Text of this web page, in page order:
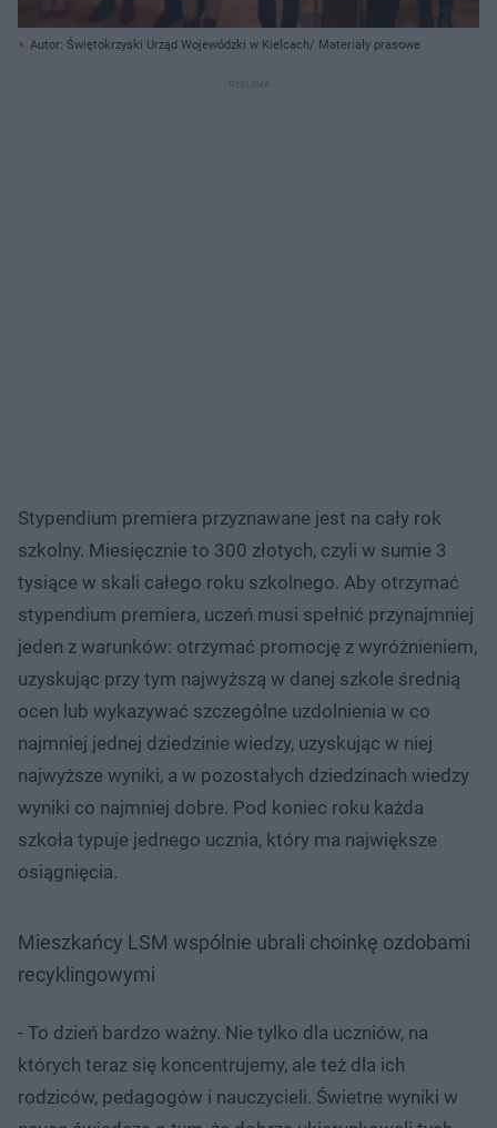
Autor: Świętokrzyski Urząd Wojewódzki w Kielcach/ Materiały prasowe
Stypendium premiera przyznawane jest na cały rok
szkolny. Miesięcznie to 300 złotych, czyli w sumie 3
tysiące w skali całego roku szkolnego. Aby otrzymać
stypendium premiera, uczeń musi spełnić przynajmniej
jeden z warunków: otrzymać promocję z wyróżnieniem,
uzyskując przy tym najwyższą w danej szkole średnią
ocen lub wykazywać szczególne uzdolnienia w co
najmniej jednej dziedzinie wiedzy, uzyskując w niej
najwyższe wyniki, a w pozostałych dziedzinach wiedzy
wyniki co najmniej dobre. Pod koniec roku każda
szkoła typuje jednego ucznia, który ma największe
osiągnięcia.
Mieszkańcy LSM wspólnie ubrali choinkę ozdobami
recyklingowymi
- To dzień bardzo ważny. Nie tylko dla uczniów, na
których teraz się koncentrujemy, ale też dla ich
rodziców, pedagogów i nauczycieli. Świetne wyniki w